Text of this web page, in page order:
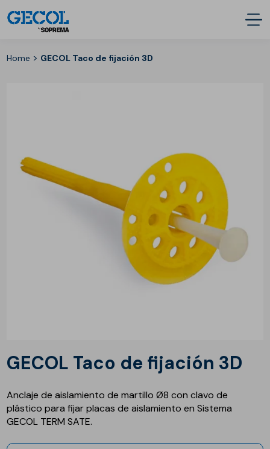
Home > GECOL Taco de fijación 3D
GECOL Taco de fijación 3D
Anclaje de aislamiento de martillo Ø8 con clavo de
plástico para fijar placas de aislamiento en Sistema
GECOL TERM SATE.